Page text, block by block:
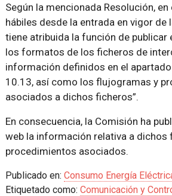
Según la mencionada Resolución,
hábiles desde la entrada en vigor de
tiene atribuida la función de publicar
los formatos de los ficheros de
información definidos en el apartado
10.13, así como los flujogramas y
asociados a dichos ficheros .
En consecuencia, la Comisión ha
web la información relativa a dichos
procedimientos asociados.
Publicado en: Consumo Energía
Etiquetado como: Comunicación y